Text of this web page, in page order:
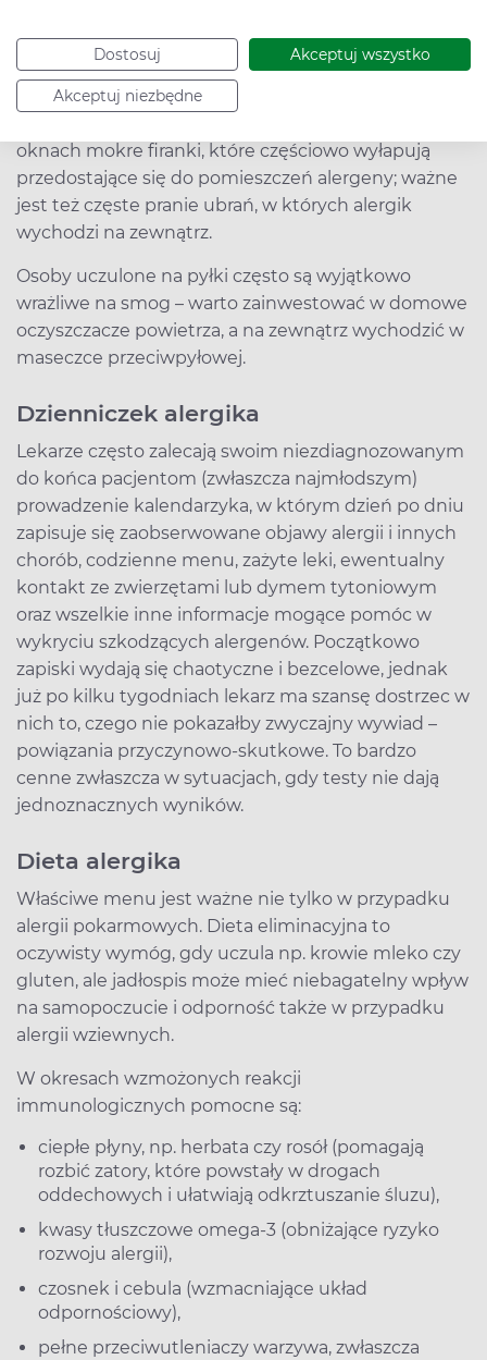
Dostosuj Akceptuj wszystko
Akceptuj niezbędne
dobry odkurzacz z filtrem wodnym, zatrzymującym
możliwie największą ilość zanieczyszczeń. W
przypadku osób uczulonych na pyłki drzew i traw w
oknach mokre firanki, które częściowo wyłapują
przedostające się do pomieszczeń alergeny; ważne
jest też częste pranie ubrań, w których alergik
wychodzi na zewnątrz.
Osoby uczulone na pyłki często są wyjątkowo
wrażliwe na smog – warto zainwestować w domowe
oczyszczacze powietrza, a na zewnątrz wychodzić w
maseczce przeciwpyłowej.
Dzienniczek alergika
Lekarze często zalecają swoim niezdiagnozowanym
do końca pacjentom (zwłaszcza najmłodszym)
prowadzenie kalendarzyka, w którym dzień po dniu
zapisuje się zaobserwowane objawy alergii i innych
chorób, codzienne menu, zażyte leki, ewentualny
kontakt ze zwierzętami lub dymem tytoniowym
oraz wszelkie inne informacje mogące pomóc w
wykryciu szkodzących alergenów. Początkowo
zapiski wydają się chaotyczne i bezcelowe, jednak
już po kilku tygodniach lekarz ma szansę dostrzec w
nich to, czego nie pokazałby zwyczajny wywiad –
powiązania przyczynowo-skutkowe. To bardzo
cenne zwłaszcza w sytuacjach, gdy testy nie dają
jednoznacznych wyników.
Dieta alergika
Właściwe menu jest ważne nie tylko w przypadku
alergii pokarmowych. Dieta eliminacyjna to
oczywisty wymóg, gdy uczula np. krowie mleko czy
gluten, ale jadłospis może mieć niebagatelny wpływ
na samopoczucie i odporność także w przypadku
alergii wziewnych.
W okresach wzmożonych reakcji
immunologicznych pomocne są:
ciepłe płyny, np. herbata czy rosół (pomagają
rozbić zatory, które powstały w drogach
oddechowych i ułatwiają odkrztuszanie śluzu),
kwasy tłuszczowe omega-3 (obniżające ryzyko
rozwoju alergii),
czosnek i cebula (wzmacniające układ
odpornościowy),
pełne przeciwutleniaczy warzywa, zwłaszcza